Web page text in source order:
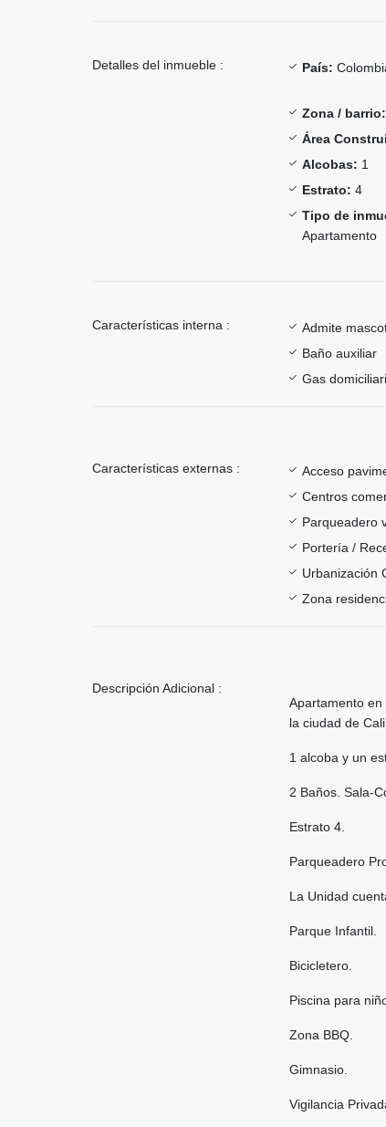
Detalles del inmueble : País:
Zona / barrio:
Área
Alcobas: 1
Estrato: 4
Tipo de
Apartamento
Características interna : Admite
Baño auxiliar
Gas
Características externas : Acceso
Centros
Parqueadero
Portería /
Urbanización
Zona
Descripción Adicional :
Apartamento
la ciudad de
1 alcoba y un
2 Baños. Sala-
Estrato 4.
Parqueadero
La Unidad
Parque Infantil.
Bicicletero.
Piscina para
Zona BBQ.
Gimnasio.
Vigilancia